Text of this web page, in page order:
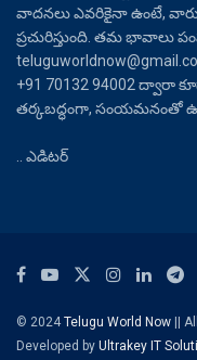
వాదనలు ఎవరికైనా ఉంటే,
ప్రచురిస్తుంది. తమ భావాలు
+91 70132 94002
తర్కబద్ధంగా, సంయమనంతో
.. ఎడిటర్
© 2024Telugu World Now ||
Developed by Ultrakey IT